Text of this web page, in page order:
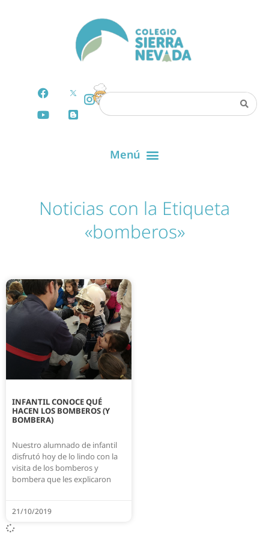
Noticias con la Etiqueta
«bomberos»
INFANTIL CONOCE QUÉ
HACEN LOS BOMBEROS (Y
BOMBERA)
Nuestro alumnado de infantil
disfrutó hoy de lo lindo con la
visita de los bomberos y
bombera que les explicaron
21/10/2019